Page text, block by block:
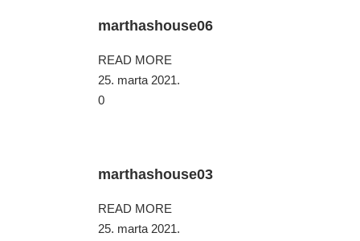
marthashouse06
READ MORE
25. marta 2021.
0
marthashouse03
READ MORE
25. marta 2021.